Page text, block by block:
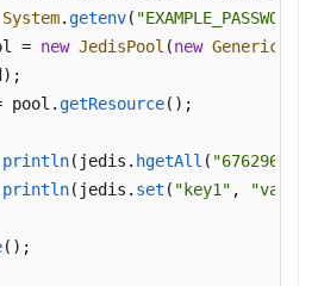
System.getenv(
= new JedisPool (new
pool.getResource();
println(jedis. hgetAll ( "676296"
println(jedis. set ( "key1" ,
();